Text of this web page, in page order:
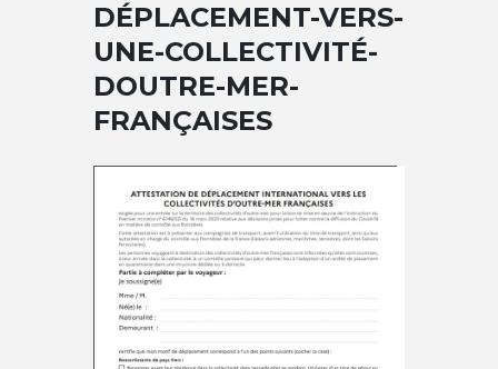
DÉPLACEMENT-VERS-
UNE-COLLECTIVITÉ-
DOUTRE-MER-
FRANÇAISES